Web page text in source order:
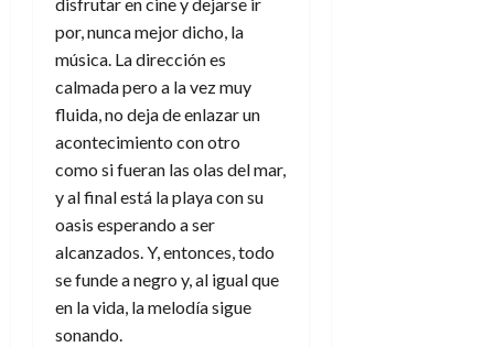
por, nunca mejor dicho, la
música. La dirección es
calmada pero a la vez muy
fluida, no deja de enlazar un
acontecimiento con otro
como si fueran las olas del mar,
y al final está la playa con su
oasis esperando a ser
alcanzados. Y, entonces, todo
se funde a negro y, al igual que
en la vida, la melodía sigue
sonando.